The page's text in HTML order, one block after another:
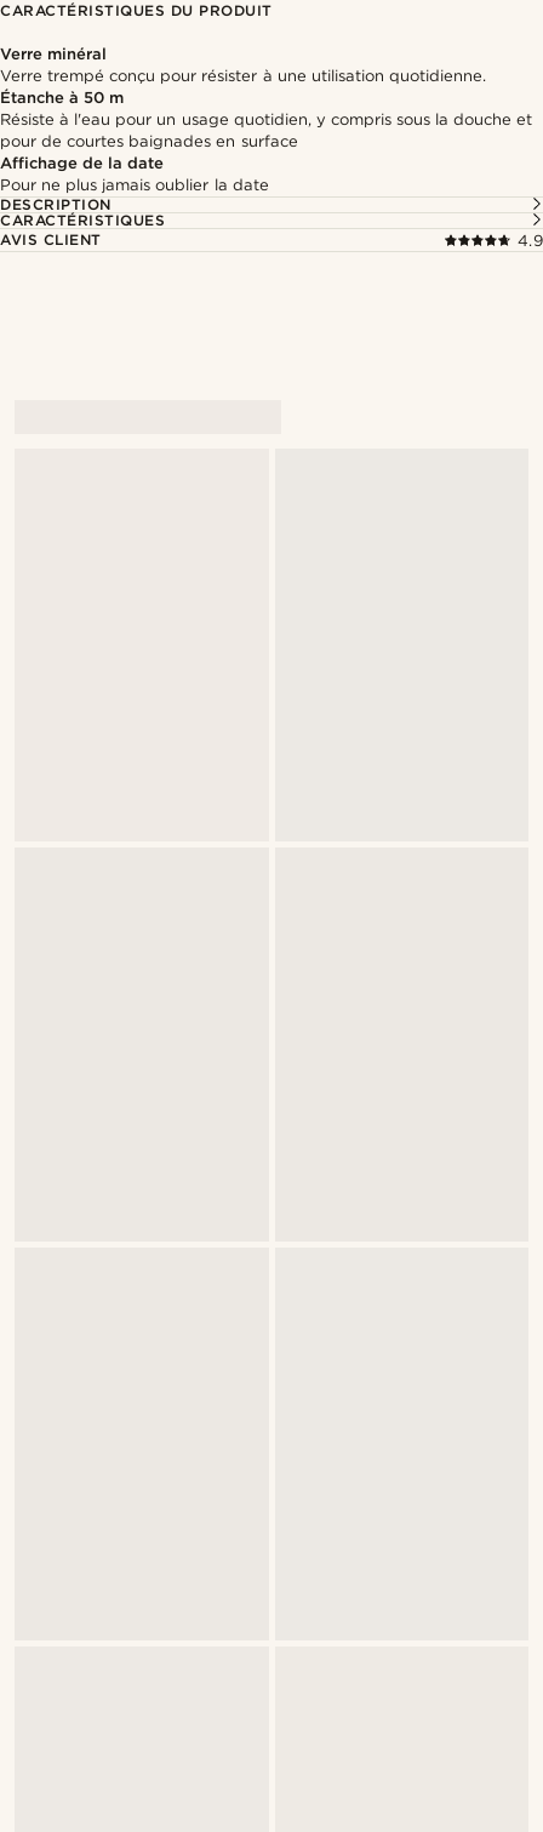
CARACTÉRISTIQUES DU PRODUIT
Verre minéral
Verre trempé conçu pour résister à une utilisation quotidienne.
Étanche à 50 m
Résiste à l'eau pour un usage quotidien, y compris sous la douche et
pour de courtes baignades en surface
Affichage de la date
Pour ne plus jamais oublier la date
DESCRIPTION
CARACTÉRISTIQUES
AVIS CLIENT
4.9